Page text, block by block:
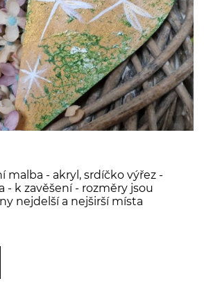
malba - akryl, srdíčko výřez -
- k zavěšení - rozměry jsou
nejdelší a nejširší místa